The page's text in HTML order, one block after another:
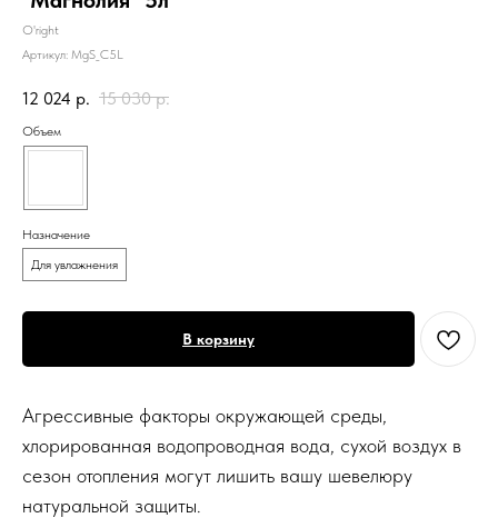
O'right
Артикул: MgS_C5L
12 024 р. 15 030 р.
Объем
Назначение
Для увлажнения
В корзину
Агрессивные факторы окружающей среды,
хлорированная водопроводная вода, сухой воздух в
сезон отопления могут лишить вашу шевелюру
натуральной защиты.
Меню
Оплата и доставка
Покупателям